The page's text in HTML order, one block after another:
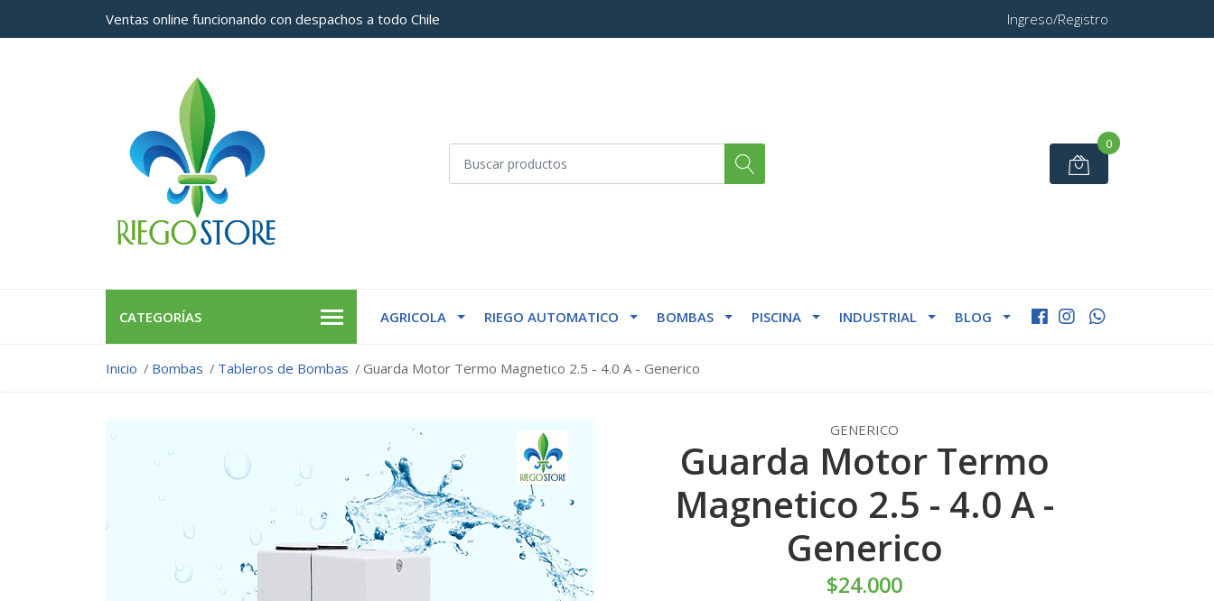
Ventas online funcionando con despachos a todo Chile Ingreso/Registro
0
CATEGORÍAS AGRICOLA RIEGO AUTOMATICO BOMBAS PISCINA INDUSTRIAL BLOG
Inicio Bombas Tableros de Bombas Guarda Motor Termo Magnetico 2.5 - 4.0 A - Generico
GENERICO
Guarda Motor Termo
Magnetico 2.5 - 4.0 A -
Generico
$24.000